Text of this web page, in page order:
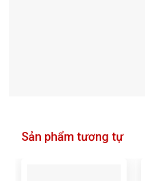
Sản phẩm tương tự